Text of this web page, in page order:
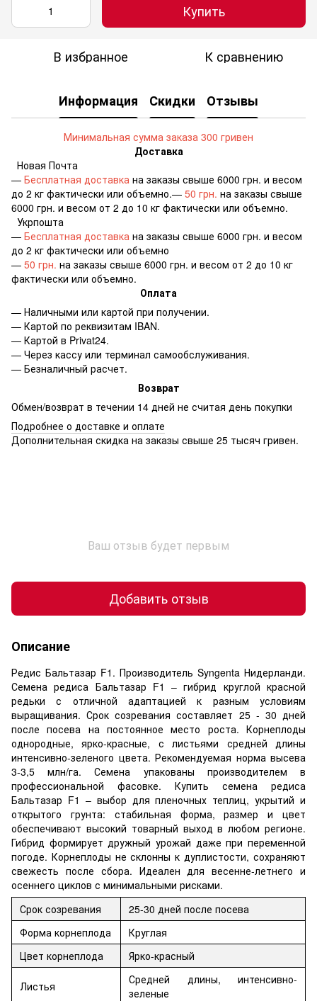
Купить
В избранное К сравнению
Информация Скидки Отзывы
Минимальная сумма заказа 300 гривен
Доставка
Новая Почта
— Бесплатная доставка на заказы свыше 6000 грн. и весом
до 2 кг фактически или объемно.— 50 грн. на заказы свыше
6000 грн. и весом от 2 до 10 кг фактически или объемно.
Укрпошта
— Бесплатная доставка на заказы свыше 6000 грн. и весом
до 2 кг фактически или объемно
— 50 грн. на заказы свыше 6000 грн. и весом от 2 до 10 кг
фактически или объемно.
Оплата
— Наличными или картой при получении.
— Картой по реквизитам IBAN.
— Картой в Privat24.
— Через кассу или терминал самообслуживания.
— Безналичный расчет.
Возврат
Обмен/возврат в течении 14 дней не считая день покупки
Подробнее о доставке и оплате
Дополнительная скидка на заказы свыше 25 тысяч гривен.
Ваш отзыв будет первым
Добавить отзыв
Описание
Редис Бальтазар F1. Производитель Syngenta Нидерланди.
Семена редиса Бальтазар F1 – гибрид круглой красной
редьки с отличной адаптацией к разным условиям
выращивания. Срок созревания составляет 25 - 30 дней
после посева на постоянное место роста. Корнеплоды
однородные, ярко-красные, с листьями средней длины
интенсивно-зеленого цвета. Рекомендуемая норма высева
3-3,5 млн/га. Семена упакованы производителем в
профессиональной фасовке. Купить семена редиса
Бальтазар F1 – выбор для пленочных теплиц, укрытий и
открытого грунта: стабильная форма, размер и цвет
обеспечивают высокий товарный выход в любом регионе.
Гибрид формирует дружный урожай даже при переменной
погоде. Корнеплоды не склонны к дуплистости, сохраняют
свежесть после сбора. Идеален для весенне-летнего и
осеннего циклов с минимальными рисками.
Срок созревания
25-30 дней после посева
Форма корнеплода
Круглая
Цвет корнеплода
Ярко-красный
Листья
Средней длины, интенсивно-
зеленые